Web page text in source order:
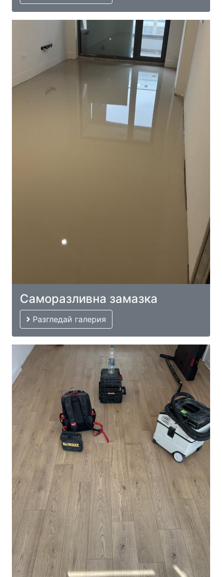
Саморазливна замазка
Разгледай галерия